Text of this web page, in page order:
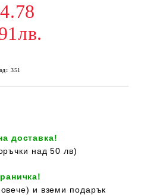
351
доставка!
над 50 лв)
и вземи подарък